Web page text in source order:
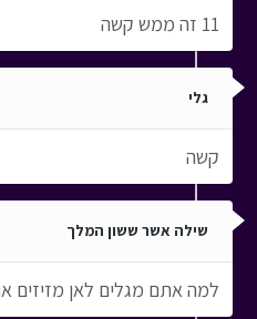
11 זה ממש קשה
גלי
קשה
שילה אשר ששון המלך
למה אתם מגלים לאן מזיזים